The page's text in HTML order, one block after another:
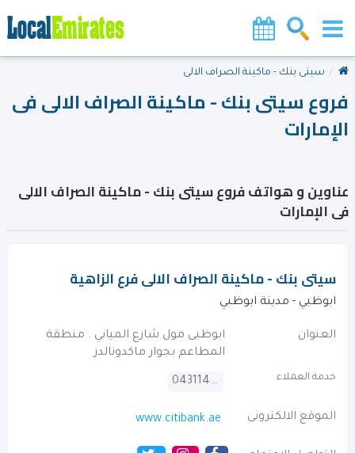
سيتى بنك - ماكينة الصراف الالى
فروع سيتى بنك - ماكينة الصراف الالى فى
الإمارات
عناوين و هواتف فروع سيتى بنك - ماكينة الصراف الالى
فى الإمارات
سيتى بنك - ماكينة الصراف الالى فرع الزاهية
ابوظبي - مدينة ابوظبي
العنوان
ابوظبى مول شارع المياني . منطقة
المطاعم بجوار ماكدونالدز
خدمة العملاء 043114000
الموقع الالكترونى www.citibank.ae